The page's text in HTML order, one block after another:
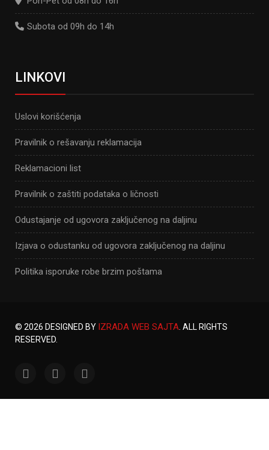
Subota od 09h do 14h
LINKOVI
Uslovi korišćenja
Pravilnik o rešavanju reklamacija
Reklamacioni list
Pravilnik o zaštiti podataka o ličnosti
Odustajanje od ugovora zaključenog na daljinu
Izjava o odustanku od ugovora zaključenog na daljinu
Politika isporuke robe brzim poštama
© 2026 DESIGNED BY IZRADA WEB SAJTA . ALL RIGHTS
RESERVED.